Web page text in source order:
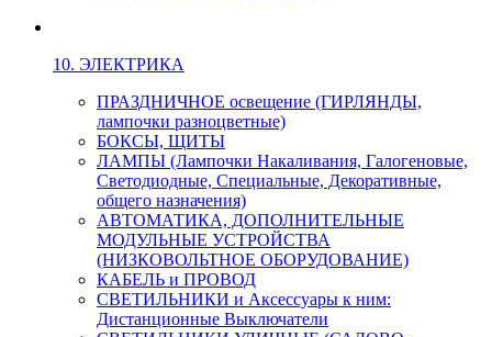
10. ЭЛЕКТРИКА
ПРАЗДНИЧНОЕ освещение (ГИРЛЯНДЫ,
лампочки разноцветные)
БОКСЫ, ЩИТЫ
ЛАМПЫ (Лампочки Накаливания, Галогеновые,
Светодиодные, Специальные, Декоративные,
общего назначения)
АВТОМАТИКА, ДОПОЛНИТЕЛЬНЫЕ
МОДУЛЬНЫЕ УСТРОЙСТВА
(НИЗКОВОЛЬТНОЕ ОБОРУДОВАНИЕ)
КАБЕЛЬ и ПРОВОД
СВЕТИЛЬНИКИ и Аксессуары к ним:
Дистанционные Выключатели